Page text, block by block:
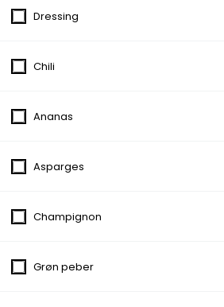
fra 107,00 kr.
Med tomat, ost og skinke
Med tomat, ost og champignon
Dressing
Chili
Ananas
Asparges
Champignon
Grøn peber